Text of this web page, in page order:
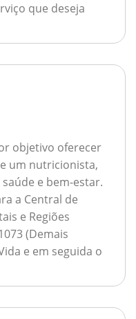
que deseja
objetivo oferecer
um nutricionista,
e bem-estar.
a Central de
e Regiões
(Demais
e em seguida o